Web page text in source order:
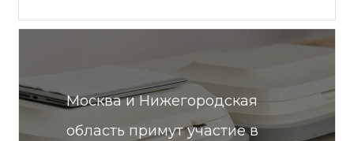
Москва и Нижегородская
область примут участие в